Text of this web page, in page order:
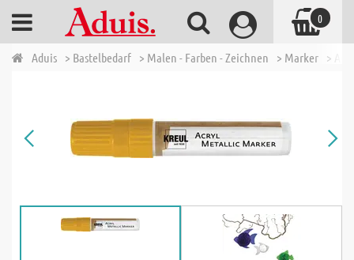
Aduis > Bastelbedarf > Malen - Farben - Zeichnen > Marker >
0